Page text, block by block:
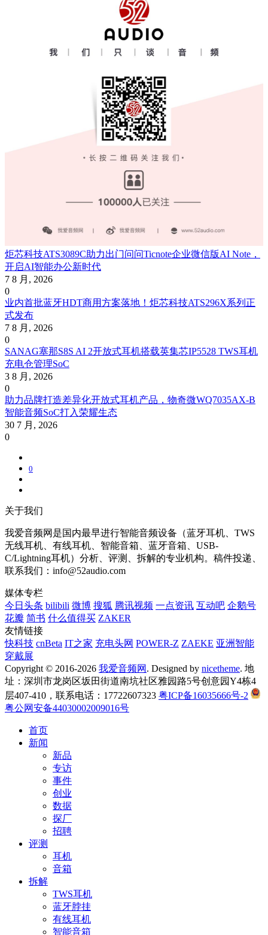
炬芯科技ATS3089C助力出门问问Ticnote企业微信版AI Note，
开启AI智能办公新时代
7 8 月, 2026
0
业内首批蓝牙HDT商用方案落地！炬芯科技ATS296X系列正
式发布
7 8 月, 2026
0
SANAG塞那S8S AI 2开放式耳机搭载英集芯IP5528 TWS耳机
充电仓管理SoC
3 8 月, 2026
0
助力品牌打造差异化开放式耳机产品，物奇微WQ7035AX-B
智能音频SoC打入荣耀生态
30 7 月, 2026
0
0
关于我们
我爱音频网是国内最早进行智能音频设备（蓝牙耳机、TWS
无线耳机、有线耳机、智能音箱、蓝牙音箱、USB-
C/Lightning耳机）分析、评测、拆解的专业机构。稿件投递、
联系我们：info@52audio.com
媒体专栏
今日头条 bilibili 微博 搜狐 腾讯视频 一点资讯 互动吧 企鹅号
花瓣 简书 什么值得买 ZAKER
友情链接
快科技 cnBeta IT之家 充电头网 POWER-Z ZAEKE 亚洲智能
穿戴展
Copyright © 2016-2026 我爱音频网 . Designed by nicetheme. 地
址：深圳市龙岗区坂田街道南坑社区雅园路5号创意园Y4栋4
层407-410，联系电话：17722607323 粤ICP备16035666号-2
粤公网安备44030002009016号
首页
新闻
新品
专访
事件
创业
数据
探厂
招聘
评测
耳机
音箱
拆解
TWS耳机
蓝牙脖挂
有线耳机
智能音箱